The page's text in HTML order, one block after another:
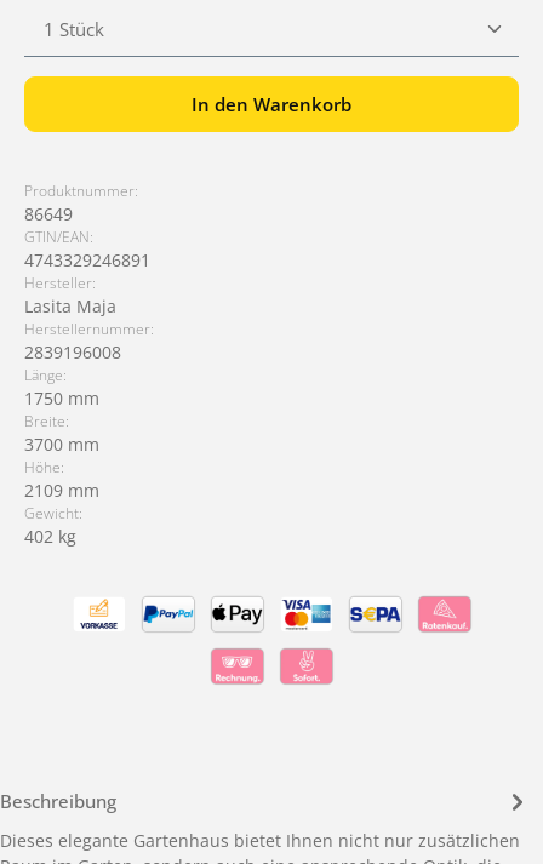
Produkt Anzahl: Gib den gewünschten Wert ein
In den Warenkorb
Produktnummer:
86649
GTIN/EAN:
4743329246891
Hersteller:
Lasita Maja
Herstellernummer:
2839196008
Länge:
1750 mm
Breite:
3700 mm
Höhe:
2109 mm
Gewicht:
402 kg
Beschreibung
Dieses elegante Gartenhaus bietet Ihnen nicht nur zusätzlichen